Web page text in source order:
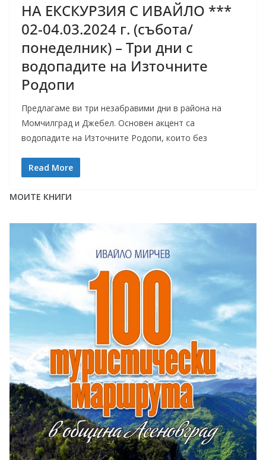
НА ЕКСКУРЗИЯ С ИВАЙЛО ***
02-04.03.2024 г. (събота/
понеделник) – Три дни с
водопадите на Източните
Родопи
Предлагаме ви три незабравими дни в района на
Момчилград и Джебел. Основен акцент са
водопадите на Източните Родопи, които без
Read More
МОИТЕ КНИГИ